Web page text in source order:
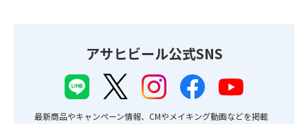
アサヒビール公式SNS
最新商品やキャンペーン情報、CMやメイキング動画などを掲載